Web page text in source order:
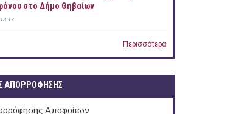
στο Δήμο Θηβαίων
Περισσότερα
ΑΠΟΡΡΟΦΗΣΗΣ
Αποφοίτων